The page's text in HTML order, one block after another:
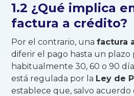
1.2 ¿Qué implica
factura a crédito?
Por el contrario, unafactura
diferir el pago hasta un plazo
habitualmente 30, 60 o 90
está regulada por la Ley de
establece que, salvo